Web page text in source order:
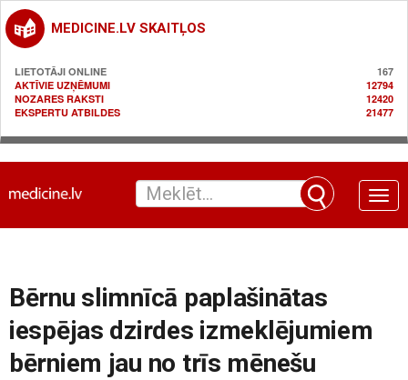
MEDICINE.LV SKAITĻOS
LIETOTĀJI ONLINE
167
AKTĪVIE UZŅĒMUMI
12794
NOZARES RAKSTI
12420
EKSPERTU ATBILDES
21477
Toggle
Bērnu slimnīcā paplašinātas
iespējas dzirdes izmeklējumiem
bērniem jau no trīs mēnešu